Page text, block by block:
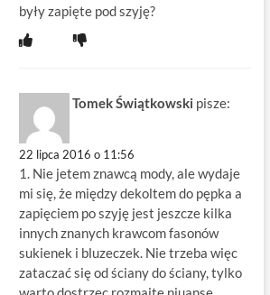
były zapięte pod szyję?
Tomek Świątkowski pisze:
22 lipca 2016 o 11:56
1. Nie jetem znawcą mody, ale wydaje
mi się, że między dekoltem do pępka a
zapięciem po szyję jest jeszcze kilka
innych znanych krawcom fasonów
sukienek i bluzeczek. Nie trzeba więc
zataczać się od ściany do ściany, tylko